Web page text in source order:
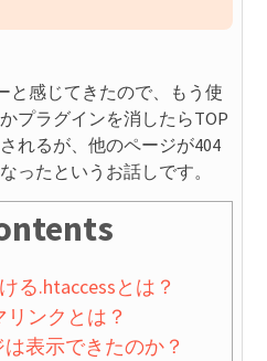
と感じてきたので、もう使
プラグインを消したらTOP
れるが、他のページが404
ったというお話しです。
る.htaccessとは？
ンクとは？
表示できたのか？